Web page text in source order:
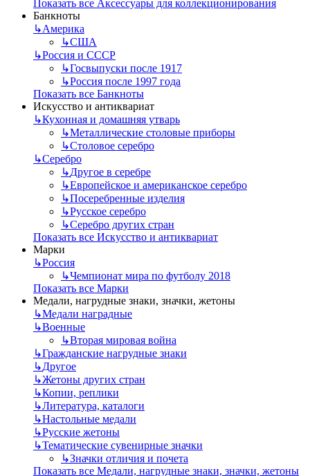
Показать все Аксессуары для коллекционирования
Банкноты
↳Америка
↳США
↳Россия и СССР
↳Госвыпуски после 1917
↳Россия после 1997 года
Показать все Банкноты
Искусство и антиквариат
↳Кухонная и домашняя утварь
↳Металлические столовые приборы
↳Столовое серебро
↳Серебро
↳Другое в серебре
↳Европейское и американское серебро
↳Посеребренные изделия
↳Русское серебро
↳Серебро других стран
Показать все Искусство и антиквариат
Марки
↳Россия
↳Чемпионат мира по футболу 2018
Показать все Марки
Медали, нагрудные знаки, значки, жетоны
↳Mедали наградные
↳Военные
↳Вторая мировая война
↳Гражданские нагрудные знаки
↳Другое
↳Жетоны других стран
↳Копии, реплики
↳Литература, каталоги
↳Настольные медали
↳Русские жетоны
↳Тематические сувенирные значки
↳Значки отличия и почета
Показать все Медали, нагрудные знаки, значки, жетоны